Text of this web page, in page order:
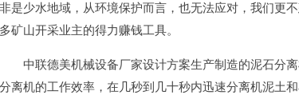
非是少水地域，从环境保护而言，也无法应对，我们更
多矿山开采业主的得力赚钱工具。
中联德美机械设备厂家设计方案生产制造的泥石分
分离机的工作效率，在几秒到几十秒内迅速分离机泥土